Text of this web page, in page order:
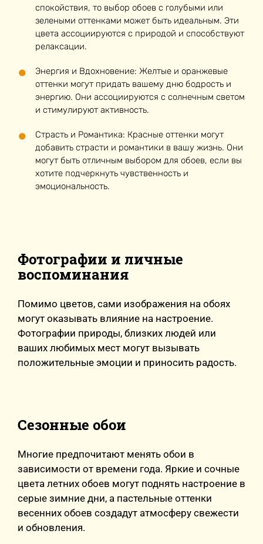
спокойствия, то выбор обоев с голубыми или
зелеными оттенками может быть идеальным. Эти
цвета ассоциируются с природой и способствуют
релаксации.
Энергия и Вдохновение: Желтые и оранжевые
оттенки могут придать вашему дню бодрость и
энергию. Они ассоциируются с солнечным светом
и стимулируют активность.
Страсть и Романтика: Красные оттенки могут
добавить страсти и романтики в вашу жизнь. Они
могут быть отличным выбором для обоев, если вы
хотите подчеркнуть чувственность и
эмоциональность.
Фотографии и личные
воспоминания
Помимо цветов, сами изображения на обоях
могут оказывать влияние на настроение.
Фотографии природы, близких людей или
ваших любимых мест могут вызывать
положительные эмоции и приносить радость.
Сезонные обои
Многие предпочитают менять обои в
зависимости от времени года. Яркие и сочные
цвета летних обоев могут поднять настроение в
серые зимние дни, а пастельные оттенки
весенних обоев создадут атмосферу свежести
и обновления.